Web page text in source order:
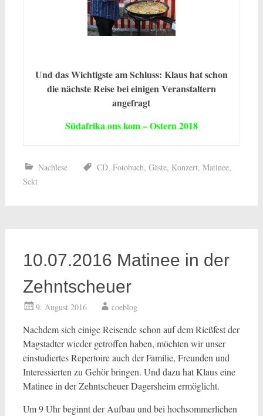
Und das Wichtigste am Schluss: Klaus hat schon
die nächste Reise bei einigen Veranstaltern
angefragt
Südafrika ons kom – Ostern 2018
Nachlese CD, Fotobuch, Gäste, Konzert, Matinee,
Sekt
10.07.2016 Matinee in der
Zehntscheuer
9. August 2016 coeblog
Nachdem sich einige Reisende schon auf dem Rießfest der
Magstadter wieder getroffen haben, möchten wir unser
einstudiertes Repertoire auch der Familie, Freunden und
Interessierten zu Gehör bringen. Und dazu hat Klaus eine
Matinee in der Zehntscheuer Dagersheim ermöglicht.
Um 9 Uhr beginnt der Aufbau und bei hochsommerlichen